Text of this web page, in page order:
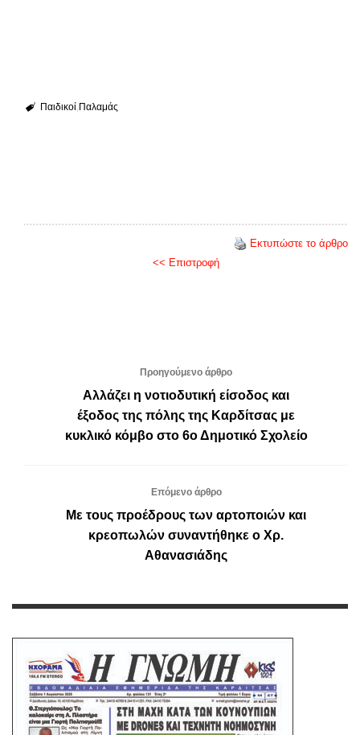
Παιδικοί Παλαμάς
Εκτυπώστε το άρθρο
<< Επιστροφή
Προηγούμενο άρθρο
Αλλάζει η νοτιοδυτική είσοδος και
έξοδος της πόλης της Καρδίτσας με
κυκλικό κόμβο στο 6ο Δημοτικό Σχολείο
Επόμενο άρθρο
Με τους προέδρους των αρτοποιών και
κρεοπωλών συναντήθηκε ο Χρ.
Αθανασιάδης